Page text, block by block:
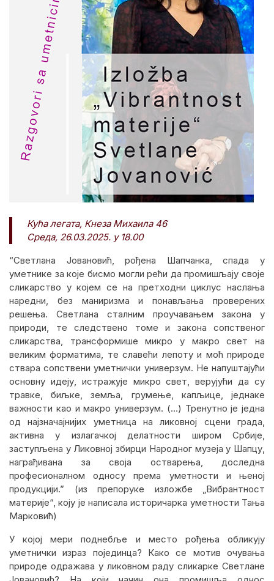
Кућа легата, Кнеза Михаила 46
Среда, 26.03.2025. у 18.00
“Светлана Јовановић, рођена Шапчанка, спада у
уметнике за које бисмо могли рећи да промишљају своје
сликарство у којем се на претходни циклус наслања
наредни, без маниризма и понављања проверених
решења. Светлана сталним проучавањем закона у
природи, те следствено томе и закона сопственог
сликарства, трансформише микро у макро свет на
великим форматима, те славећи лепоту и моћ природе
ствара сопствени уметнички универзум. Не напуштајући
основну идеју, истражује микро свет, верујући да су
травке, биљке, земља, грумење, капљице, једнаке
важности као и макро универзум. (…) Тренутно је једна
од најзначајнијих уметница на ликовној сцени града,
активна у излагачкој делатности широм Србије,
заступљена у Ликовној збирци Народног музеја у Шапцу,
награђивана за своја остварења, доследна
професионалном односу према уметности и њеној
продукцији.” (из препоруке изложбе „Вибрантност
материје“, коју је написалаисторичарка уметности Тања
Марковић)
У којој мери поднебље и место рођења обликују
уметнички израз појединца? Како се мотив очувања
природе одражава у ликовном раду сликарке Светлане